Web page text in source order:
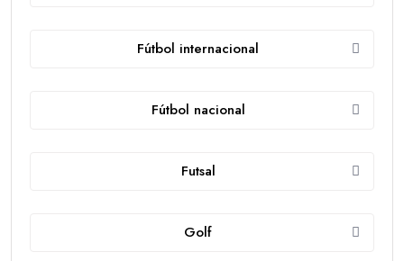
Fútbol internacional
Fútbol nacional
Futsal
Golf